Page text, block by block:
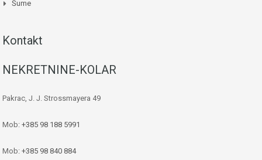
Šume
Kontakt
NEKRETNINE-KOLAR
Pakrac, J. J. Strossmayera 49
Mob: +385 98 188 5991
Mob: +385 98 840 884